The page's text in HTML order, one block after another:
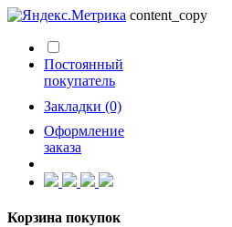
content_copy
Постоянный
покупатель
Закладки (0)
Оформление
заказа
Корзина покупок